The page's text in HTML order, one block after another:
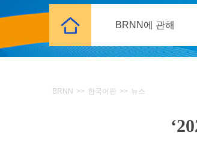
BRNN에 관해
BRNN >> 한국어판 >> 뉴스